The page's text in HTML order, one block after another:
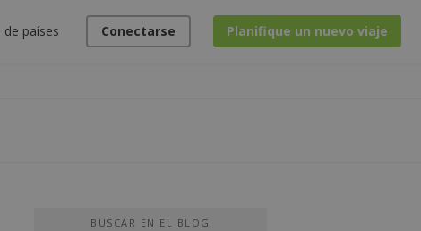
de países Conectarse Planifique un nuevo viaje
BUSCAR EN EL BLOG